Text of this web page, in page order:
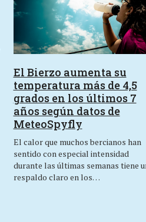
El Bierzo aumenta su
temperatura más de 4,5
grados en los últimos 7
años según datos de
MeteoSpyfly
El calor que muchos bercianos han
sentido con especial intensidad
durante las últimas semanas tiene
respaldo claro en los…